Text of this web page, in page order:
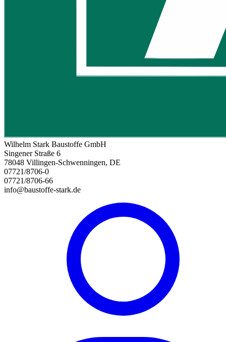
Wilhelm Stark Baustoffe GmbH
Singener Straße 6
78048 Villingen-Schwenningen, DE
07721/8706-0
07721/8706-66
info@baustoffe-stark.de